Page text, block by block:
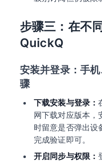
步骤三：在不
QuickQ
安装并登录：手
骤
下载安装与登录：
网下载对应版本，
时留意是否弹出设
完成验证即可。
开启同步与权限：